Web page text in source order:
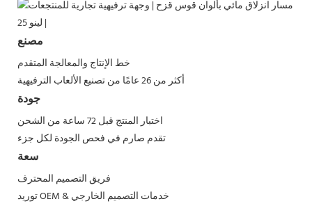
مصنع
خط الإنتاج والمعالجة المتقدم
أكثر من 26 عامًا من تصنيع الألعاب الترفيهية
جودة
اختبار المنتج قبل 72 ساعة من الشحن
تقدم صارم في فحص الجودة لكل جزء
سعة
فريق التصميم المحترف
توريد OEM & خدمات التصميم الخارجي